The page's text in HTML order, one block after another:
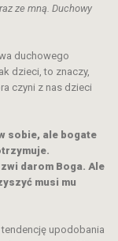
ze mną. Duchowy
duchowego
dzieci, to znaczy,
czyni z nas dzieci
sobie, ale bogate
darom Boga. Ale
musi mu
upodobania